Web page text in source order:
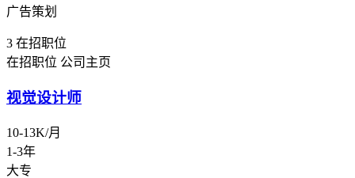
广告策划
3 在招职位
在招职位 公司主页
视觉设计师
10-13K/月
1-3年
大专